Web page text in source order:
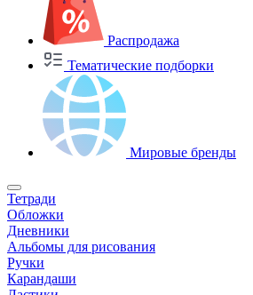
Распродажа
Тематические подборки
Мировые бренды
Тетради
Обложки
Дневники
Альбомы для рисования
Ручки
Карандаши